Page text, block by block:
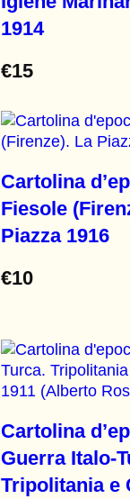
1914
€15
Cartolina
Fiesole
Piazza 1916
€10
Cartolina
Guerra Italo-
Tripolitania e